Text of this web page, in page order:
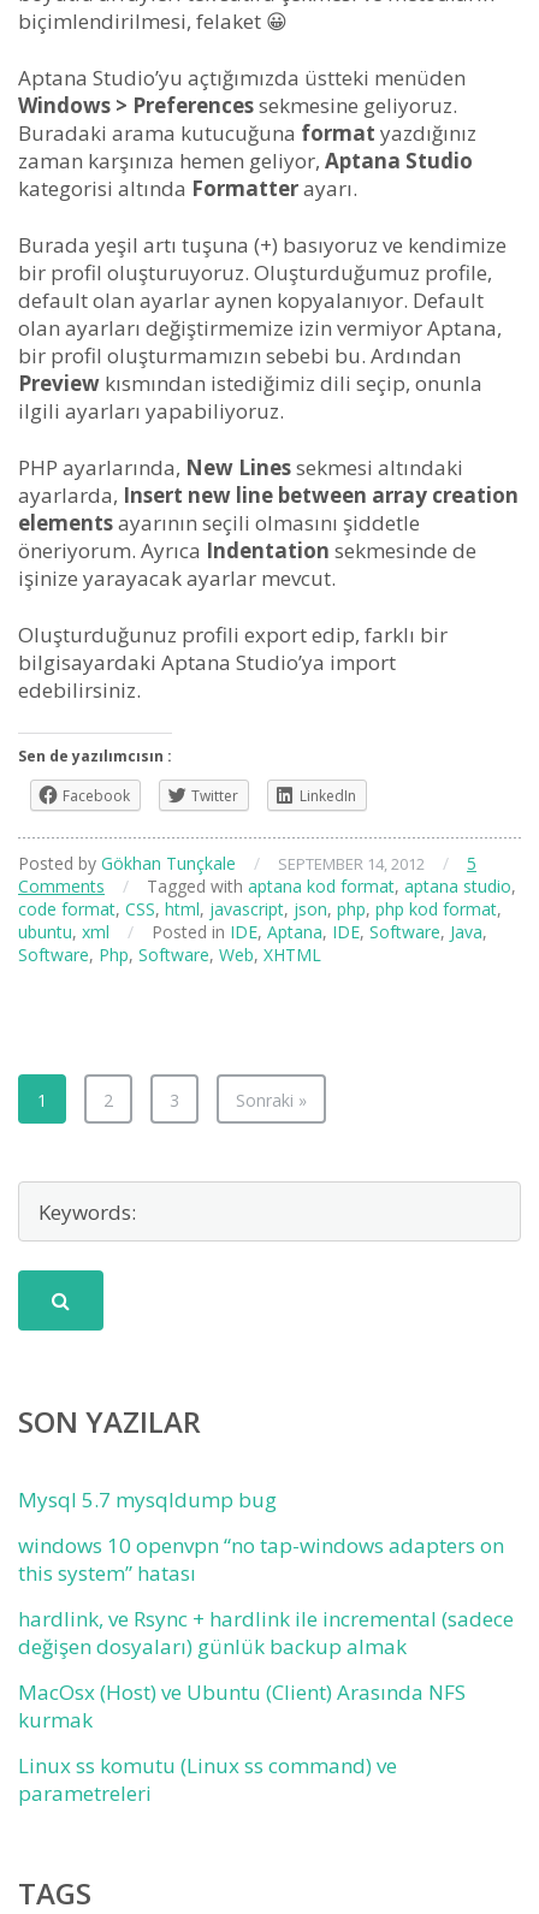
biçimlendirilmesi, felaket 😀
Aptana Studio’yu açtığımızda üstteki menüden
Windows > Preferencessekmesine geliyoruz.
Buradaki arama kutucuğuna format yazdığınız
zaman karşınıza hemen geliyor, Aptana Studio
kategorisi altında Formatterayarı.
Burada yeşil artı tuşuna (+) basıyoruz ve kendimize
bir profil oluşturuyoruz. Oluşturduğumuz profile,
default olan ayarlar aynen kopyalanıyor. Default
olan ayarları değiştirmemize izin vermiyor Aptana,
bir profil oluşturmamızın sebebi bu. Ardından
Preview kısmından istediğimiz dili seçip, onunla
ilgili ayarları yapabiliyoruz.
PHP ayarlarında, New Linessekmesi altındaki
ayarlarda, Insert new line between array creation
elementsayarının seçili olmasını şiddetle
öneriyorum. Ayrıca Indentation sekmesinde de
işinize yarayacak ayarlar mevcut.
Oluşturduğunuz profili export edip, farklı bir
bilgisayardaki Aptana Studio’ya import
edebilirsiniz.
Sen de yazılımcısın :
Facebook
Twitter LinkedIn
Posted by Gökhan Tunçkale / SEPTEMBER 14, 2012 /
5
Comments
/ Tagged with aptana kod format, aptana studio,
code format, CSS, html, javascript, json, php, php kod format,
ubuntu, xml / Posted in IDE, Aptana, IDE, Software, Java,
Software, Php, Software, Web, XHTML
1 2 3 Sonraki »
SON YAZILAR
Mysql 5.7 mysqldump bug
windows 10 openvpn “no tap-windows adapters on
this system” hatası
hardlink, ve Rsync + hardlink ile incremental (sadece
değişen dosyaları) günlük backup almak
MacOsx (Host) ve Ubuntu (Client) Arasında NFS
kurmak
Linux ss komutu (Linux ss command) ve
parametreleri
TAGS